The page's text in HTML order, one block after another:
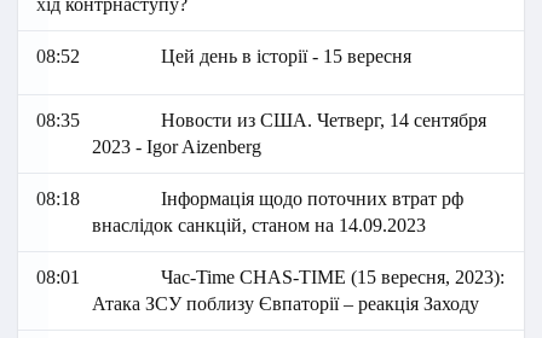
хід контрнаступу?
08:52 Цей день в історії - 15 вересня
08:35
Новости из США. Четверг, 14 сентября
2023 - Igor Aizenberg
08:18
Інформація щодо поточних втрат рф
внаслідок санкцій, станом на 14.09.2023
08:01
Час-Time CHAS-TIME (15 вересня, 2023):
Атака ЗСУ поблизу Євпаторії – реакція Заходу